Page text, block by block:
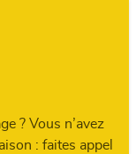
? Vous n’avez
: faites appel